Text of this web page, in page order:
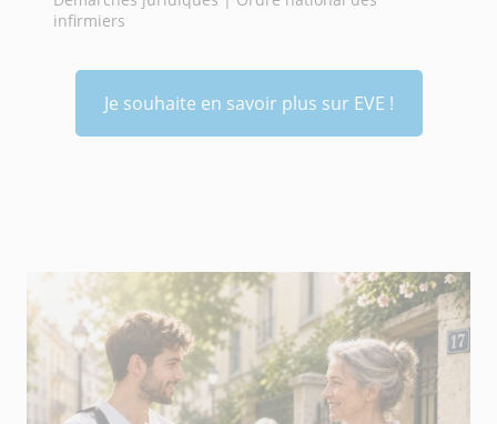
infirmiers
Je souhaite en savoir plus sur EVE !